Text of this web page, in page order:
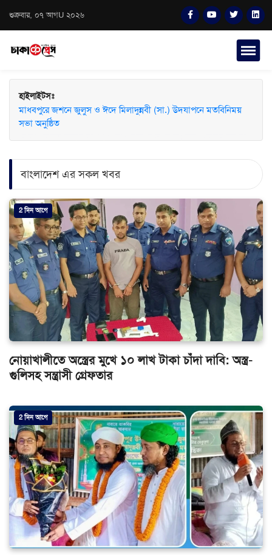
শুক্রবার, ০৭ আগU ২০২৬
হাইলাইটসঃ
মাধবপুরে জশনে জুলুস ও ঈদে মিলাদুন্নবী (সা.) উদযাপনে মতবিনিময়
সভা অনুষ্ঠিত
বাংলাদেশ এর সকল খবর
2 দিন আগে
নোয়াখালীতে অস্ত্রের মুখে ১০ লাখ টাকা চাঁদা দাবি: অস্ত্র-
গুলিসহ সন্ত্রাসী গ্রেফতার
2 দিন আগে